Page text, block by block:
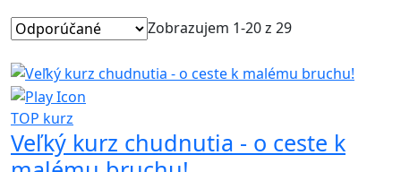
Zobrazujem 1-20 z 29
TOP kurz
Veľký kurz chudnutia - o ceste k